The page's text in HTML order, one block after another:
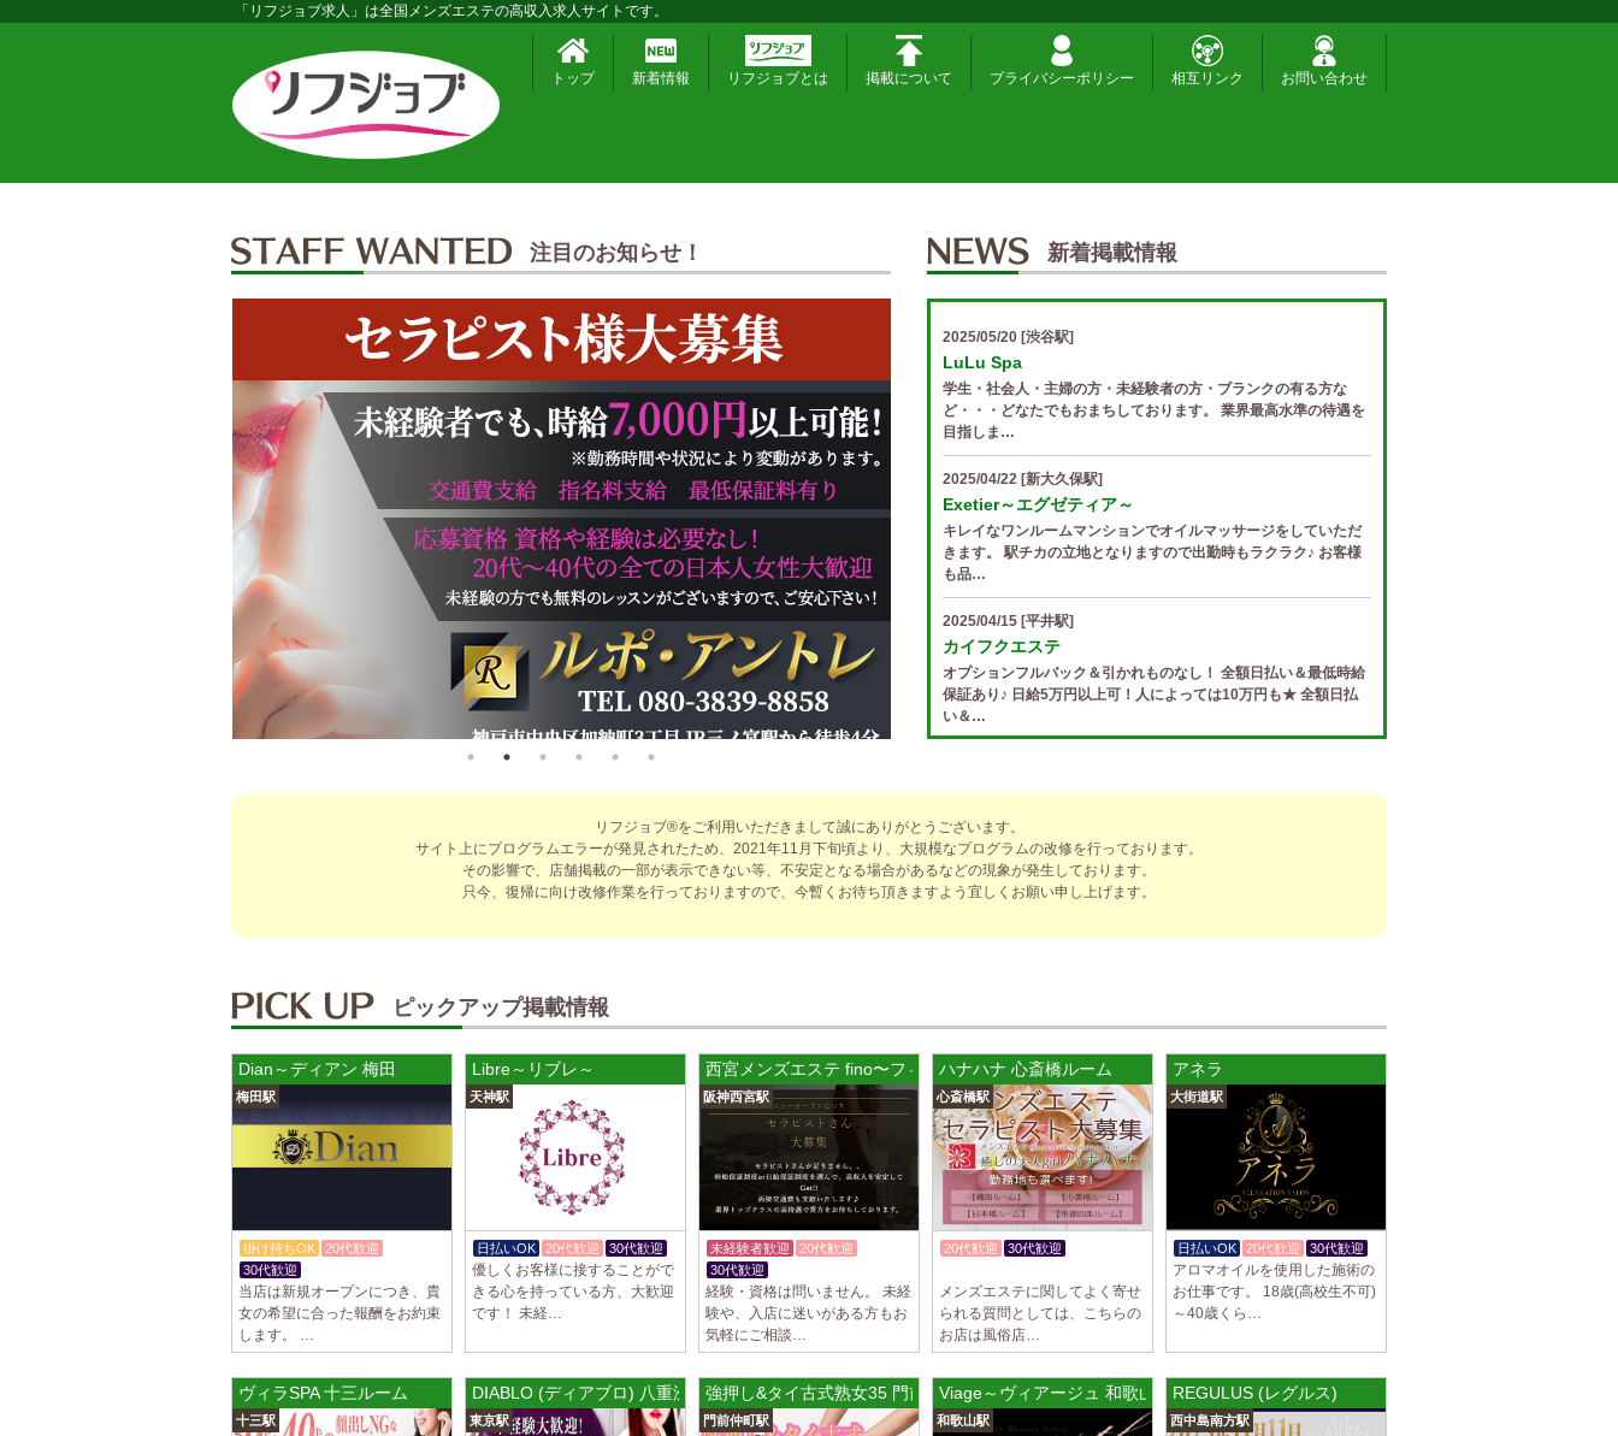
「リフジョブ求人」は全国メンズエステの高収入求人サイトです。
トップ 新着情報 リフジョブとは 掲載について プライバシーポリシー 相互リンク お問い合わせ
注目のお知らせ！ 新着掲載情報
2025/05/20[渋谷駅]
LuLu Spa
学生・社会人・主婦の方・未経験者の方・ブランクの有る方な
ど・・・どなたでもおまちしております。 業界最高水準の待遇を
目指しま…
2025/04/22[新大久保駅]
Exetier～エグゼティア～
キレイなワンルームマンションでオイルマッサージをしていただ
きます。 駅チカの立地となりますので出勤時もラクラク♪ お客様
も品…
2025/04/15[平井駅]
カイフクエステ
オプションフルバック＆引かれものなし！ 全額日払い＆最低時給
保証あり♪ 日給5万円以上可！人によっては10万円も★ 全額日払
い＆…
適なお仕事をサポートする待遇をそろえております！ 雑費等、経
費負…
2025/04/14 [春日井駅]
sirena (シレーナ) 錦ルーム
制服あり、ノルマ、罰金なし 高額報酬が稼げるだけでなく、高待
遇や手厚い福利厚生を完備しております！ぜひご活用ください♪
指名…
2025/04/09[藤が丘駅]
sirena (シレーナ) 名東ルーム
制服あり、ノルマ、罰金なし 高額報酬が稼げるだけでなく、高待
遇や手厚い福利厚生を完備しております！ぜひご活用ください♪
指名…
2025/04/08[勝川駅]
Cat’s (キャッツ)
18歳以上（高校生不可） オープンニングセラピストさん大募集！
営業時間内でいつでも可能。 交通費支給あり 一緒に働いてくだ
さ…
リフジョブ®をご利用いただきまして誠にありがとうございます。
サイト上にプログラムエラーが発見されたため、2021年11月下旬頃より、大規模なプログラムの改修を行っております。
その影響で、店舗掲載の一部が表示できない等、不安定となる場合があるなどの現象が発生しております。
只今、復帰に向け改修作業を行っておりますので、今暫くお待ち頂きますよう宜しくお願い申し上げます。
ピックアップ掲載情報
Dian～ディアン 梅田
梅田駅
掛け持ちOK
20代歓迎
30代歓迎
当店は新規オープンにつき、貴
女の希望に合った報酬をお約束
します。 …
Libre～リブレ～
天神駅
日払いOK 20代歓迎 30代歓迎
優しくお客様に接することがで
きる心を持っている方、大歓迎
です！ 未経…
西宮メンズエステ fino〜フィノ
阪神西宮駅
未経験者歓迎
20代歓迎
30代歓迎
経験・資格は問いません。 未経
験や、入店に迷いがある方もお
気軽にご相談…
ハナハナ 心斎橋ルーム
心斎橋駅
20代歓迎
30代歓迎
メンズエステに関してよく寄せ
られる質問としては、こちらの
お店は風俗店…
アネラ
大街道駅
日払いOK 20代歓迎 30代歓迎
アロマオイルを使用した施術の
お仕事です。 18歳(高校生不可)
～40歳くら…
ヴィラSPA 十三ルーム
十三駅
DIABLO (ディアブロ) 八重洲ルーム
東京駅
強押し&タイ古式熟女35 門前仲町店
門前仲町駅
Viage～ヴィアージュ 和歌山駅前店
和歌山駅
REGULUS (レグルス)
西中島南方駅